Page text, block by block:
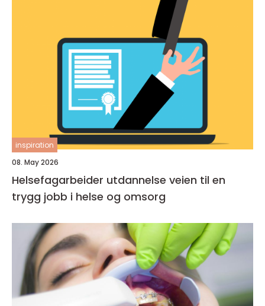
inspiration
08. May 2026
Helsefagarbeider utdannelse veien til en
trygg jobb i helse og omsorg